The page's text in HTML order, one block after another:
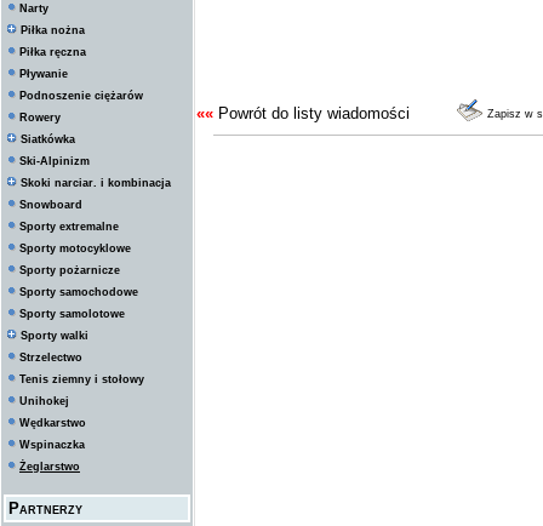
Narty
Piłka nożna
Piłka ręczna
Pływanie
Podnoszenie ciężarów
Rowery
Siatkówka
Ski-Alpinizm
Skoki narciar. i kombinacja
Snowboard
Sporty extremalne
Sporty motocyklowe
Sporty pożarnicze
Sporty samochodowe
Sporty samolotowe
Sporty walki
Strzelectwo
Tenis ziemny i stołowy
Unihokej
Wędkarstwo
Wspinaczka
Żeglarstwo
Partnerzy
«« Powrót do listy wiadomości Zapisz w